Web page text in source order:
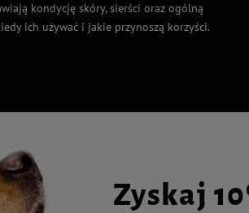
kondycję skóry, sierści oraz ogólną
ich używać i jakie przynoszą korzyści.
Zyskaj